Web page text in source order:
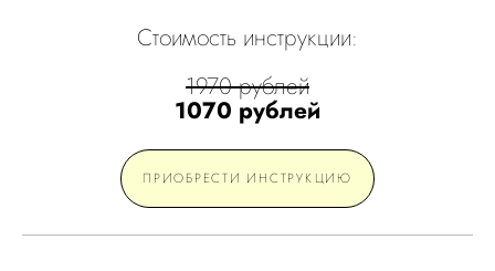
Стоимость инструкции:
1970 рублей
1070 рублей
ПРИОБРЕСТИ ИНСТРУКЦИЮ